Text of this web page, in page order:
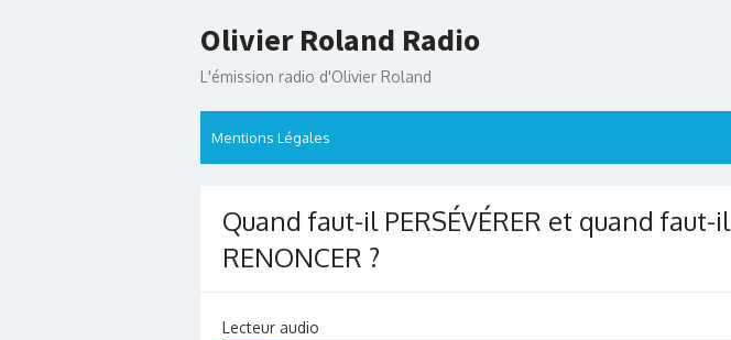
to
Olivier Roland Radio
L'émission radio d'Olivier Roland
Mentions Légales
Quand faut-il PERSÉVÉRER et quand faut-il
RENONCER ?
Lecteur audio